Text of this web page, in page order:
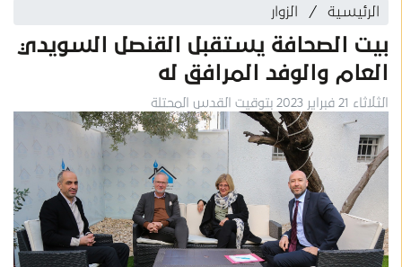
الرئيسية الزوار
بيت الصحافة يستقبل القنصل السويدي
العام والوفد المرافق له
الثلاثاء 21 فبراير 2023 بتوقيت القدس المحتلة